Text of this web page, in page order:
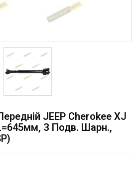
JEEP Cherokee XJ
З Подв. Шарн.,